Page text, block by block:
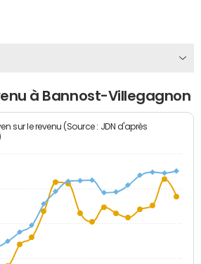
à Bannost-Villegagnon
sur le revenu (Source : JDN d'après